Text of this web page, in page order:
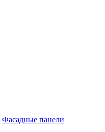
Фасадные панели